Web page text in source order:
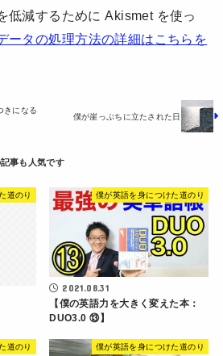
低減するために Akismet を使っ
ータの処理方法の詳細はこちらを
きになる
僕が崖っぷちに立たされた日
道のり 僕が英語を身につけた道のり
2021.08.31
【僕の英語力を大きく変えた本：
DUO3.0 ⑬】
道のり 僕が英語を身につけた道のり